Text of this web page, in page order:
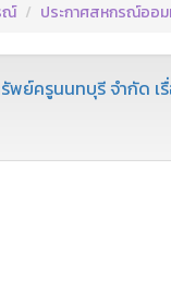
ณ์ ประกาศสหกรณ์ออม
ย์ครูนนทบุรี จำกัด เรื่